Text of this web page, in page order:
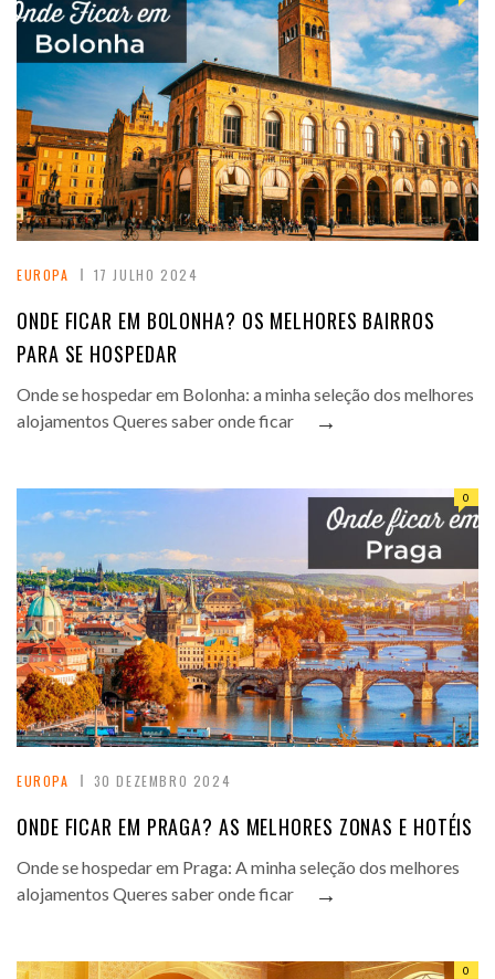
EUROPA 17 JULHO 2024
ONDE FICAR EM BOLONHA? OS MELHORES BAIRROS
PARA SE HOSPEDAR
Onde se hospedar em Bolonha: a minha seleção dos melhores
alojamentos Queres saber onde ficar
→
EUROPA 30 DEZEMBRO 2024
0
ONDE FICAR EM PRAGA? AS MELHORES ZONAS E HOTÉIS
Onde se hospedar em Praga: A minha seleção dos melhores
alojamentos Queres saber onde ficar
→
0